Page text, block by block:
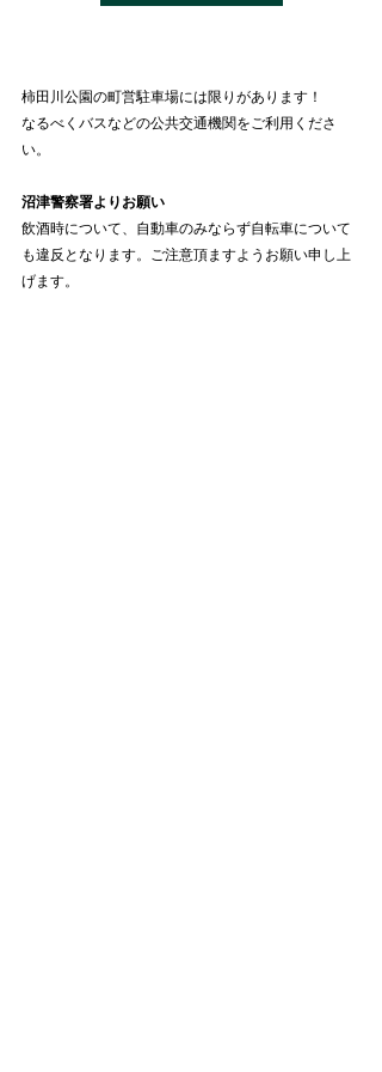
柿田川公園の町営駐車場には限りがあります！
なるべくバスなどの公共交通機関をご利用くださ
い。
沼津警察署よりお願い
飲酒時について、自動車のみならず自転車について
も違反となります。ご注意頂ますようお願い申し上
げます。